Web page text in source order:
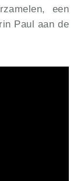
een
Paul aan de